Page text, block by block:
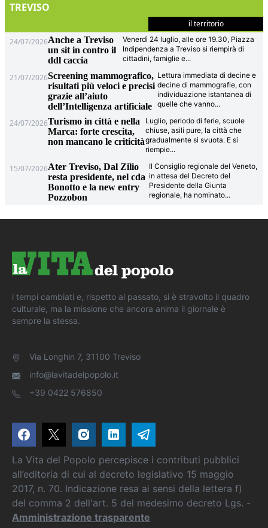
TREVISO
il territorio
24/07/2026Anche a Treviso
un sit in contro il
ddl caccia
Venerdì 24 luglio, alle ore 19.30, Piazza
Indipendenza a Treviso si riempirà di
cittadini, famiglie e...
21/07/2026Screening mammografico,
risultati più veloci e precisi
grazie all’aiuto
dell’Intelligenza artificiale
Lettura immediata di decine e
decine di mammografie, con
individuazione istantanea di
quelle che vanno...
24/07/2026Turismo in città e nella
Marca: forte crescita,
non mancano le criticità
Luglio, periodo di ferie, scuole
chiuse, asili pure, la città che
gradualmente si svuota. E si
riempie...
15/07/2026Ater Treviso, Dal Zilio
resta presidente, nel cda
Bonotto e la new entry
Pozzobon
Il Consiglio regionale del Veneto,
in attesa del Decreto del
Presidente della Giunta
regionale, ha nominato...
i tempi cambiati e, rispetto al passato, si è stravolto il quadro
culturale, ma la missione che ancora anima il giornale è
sempre la stessa.
Via Longhin 7, 31100 Treviso
info@lavitadelpopolo.it
+39 0422 576850
La Vita del Popolo percepisce i contributi pubblici
all’editoria di cui al decreto legislativo 15 maggio
2017, n. 70. Indicazione resa ai sensi della lettera f)
del comma 2 dell'art. 5 del medesimo decreto Lgs. -
Amministrazione trasparente